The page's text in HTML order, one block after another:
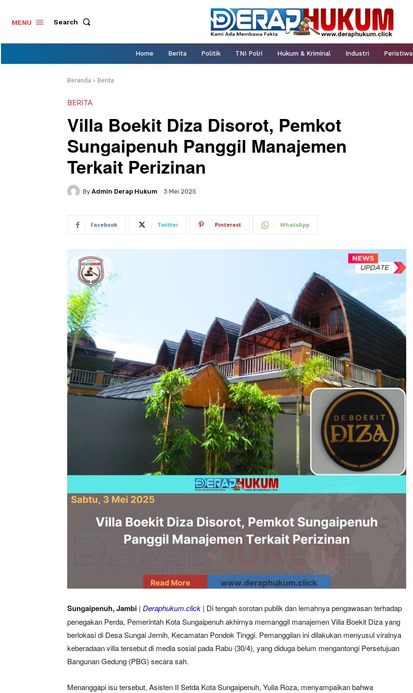
MENU Search
Home Berita Politik TNI Polri Hukum & Kriminal Industri Peristiwa
Beranda Berita
BERITA
Villa Boekit Diza Disorot, Pemkot
Sungaipenuh Panggil Manajemen
Terkait Perizinan
By Admin Derap Hukum 3 Mei 2025
Facebook Twitter Pinterest WhatsApp
Sungaipenuh, Jambi | Deraphukum.click | Di tengah sorotan publik dan lemahnya pengawasan terhadap
penegakan Perda, Pemerintah Kota Sungaipenuh akhirnya memanggil manajemen Villa Boekit Diza yang
berlokasi di Desa Sungai Jernih, Kecamatan Pondok Tinggi. Pemanggilan ini dilakukan menyusul viralnya
keberadaan villa tersebut di media sosial pada Rabu (30/4), yang diduga belum mengantongi Persetujuan
Bangunan Gedung (PBG) secara sah.
Menanggapi isu tersebut, Asisten II Setda Kota Sungaipenuh, Yulia Roza, menyampaikan bahwa